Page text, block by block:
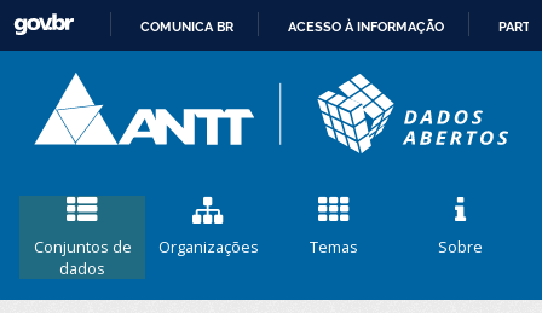
CONTEÚDO
COMUNICA BR ACESSO À INFORMAÇÃO
Conjuntos de
dados
Organizações Temas Sobre